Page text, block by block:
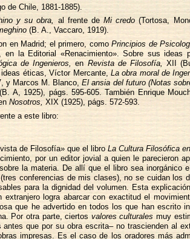
de Chile, 1881-1885).
y su obra, al frente deMi credo (Tortosa,
(B. A., Vaccaro, 1919).
en Madrid; el primero, comoPrincipios de
la Editorial «Renacimiento». Sobre sus ideas
de Ingenieros, en Revista de Filosofía,
XII
éticas, Víctor Mercante, La obra moral de
y Marcos M. Blanco,El ansia del futuro (Notas
A, 1925), págs. 595-605. También Enrique
Nosotros, XIX (1925), págs. 572-593.
a este libro:
de Filosofía» que el libro La Cultura Filosófica
por un editor jovial a quien le parecieron
la materia. De allí que el libro sea inorgánico
conferencias de mis clases), no se cuidan los
para la dignidad del volumen. Esta
extranjero logra abarcar con exactitud el
que he advertido en todos los que han escrito
Por otra parte, ciertos valores culturales muy
antes que por su obra escrita– no trascienden al
impresas. Es el caso de los oradores más